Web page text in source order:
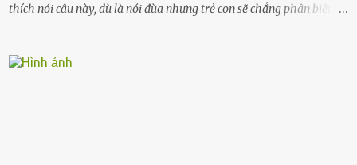
thích nói câu này, dù là nói đùa nhưng trẻ con sẽ chẳng phân biệt
khuyên nhủ con thật cẩn thận. Nếu cháu không nghe lời, cảnh sát